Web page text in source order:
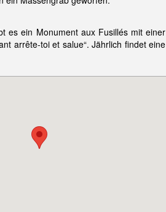
es ein Monument aux Fusillés mit einer
arrête-toi et salue“. Jährlich findet eine